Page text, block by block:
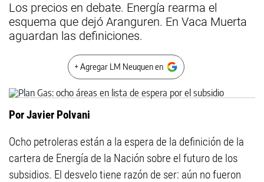
Los precios en debate. Energía rearma el
esquema que dejó Aranguren. En Vaca Muerta
aguardan las definiciones.
+ Agregar LM Neuquen en
Por Javier Polvani
Ocho petroleras están a la espera de la definición de la
cartera de Energía de la Nación sobre el futuro de los
subsidios. El desvelo tiene razón de ser: aún no fueron